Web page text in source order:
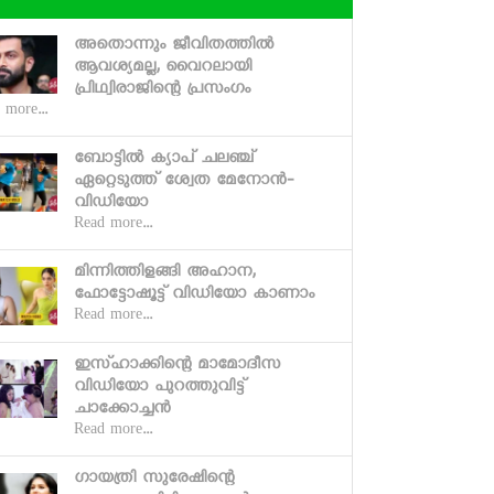
അതൊന്നും ജീവിതത്തില്‍
ആവശ്യമല്ല, വൈറലായി
പ്രിഥ്വിരാജിന്റെ പ്രസംഗം
more...
ബോട്ടില്‍ ക്യാപ് ചലഞ്ച്
ഏറ്റെടുത്ത് ശ്വേത മേനോന്‍-
വിഡിയോ
Read more...
മിന്നിത്തിളങ്ങി അഹാന,
ഫോട്ടോഷൂട്ട് വിഡിയോ കാണാം
Read more...
ഇസ്ഹാക്കിന്റെ മാമോദീസ
വിഡിയോ പുറത്തുവിട്ട്
ചാക്കോച്ചന്‍
Read more...
ഗായത്രി സുരേഷിന്റെ